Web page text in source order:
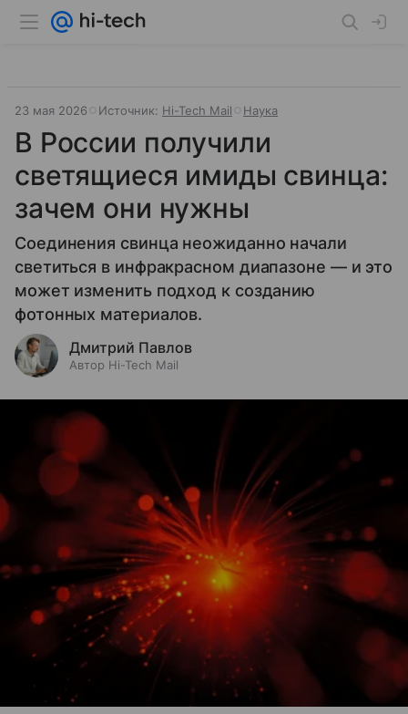
23 мая 2026 Источник: Hi-Tech Mail Наука
В России получили
светящиеся имиды свинца:
зачем они нужны
Соединения свинца неожиданно начали
светиться в инфракрасном диапазоне — и это
может изменить подход к созданию
фотонных материалов.
Дмитрий Павлов
Автор Hi-Tech Mail